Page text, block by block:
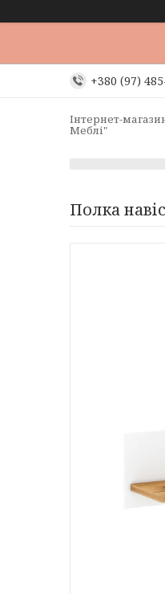
+380 (97)
Інтернет-
Меблі"
Полка